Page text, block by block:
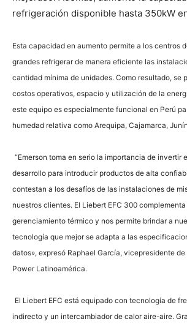
refrigeración disponible hasta 350kW
Esta capacidad en aumento permite a los centros
grandes refrigerar de manera eficiente las
cantidad mínima de unidades. Como resultado, se
costos operativos, espacio y utilización de la
este equipo es especialmente funcional en Perú
humedad relativa como Arequipa, Cajamarca,
“Emerson toma en serio la importancia de invertir
desarrollo para introducir productos de alta
contestan a los desafíos de las instalaciones de
nuestros clientes. El Liebert EFC 300
gerenciamiento térmico y nos permite brindar a
tecnología que mejor se adapta a las
datos», expresó Raphael García, vicepresidente
Power Latinoamérica.
El Liebert EFC está equipado con tecnología de
indirecto y un intercambiador de calor aire-aire.